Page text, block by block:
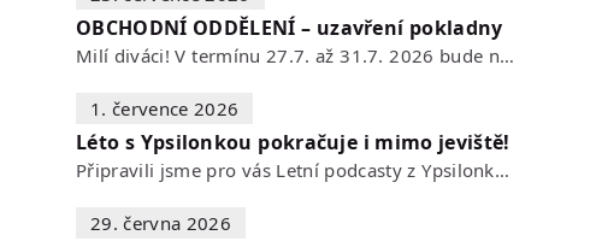
OBCHODNÍ ODDĚLENÍ – uzavření pokladny
Milí diváci! V termínu 27.7. až 31.7. 2026 bude naše POKLADNA z technických…
1. července 2026
Léto s Ypsilonkou pokračuje i mimo jeviště!
Připravili jsme pro vás Letní podcasty z Ypsilonky – novou sérii rozhovorů s…
29. června 2026